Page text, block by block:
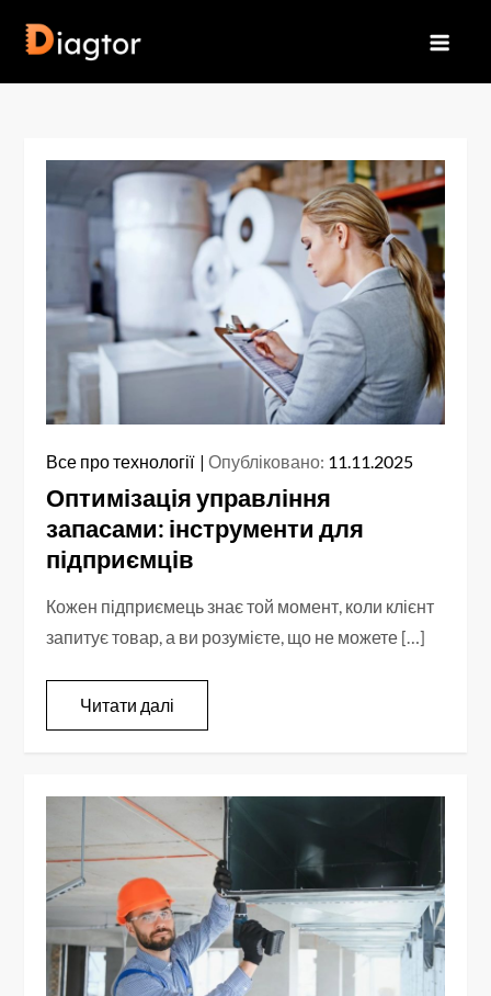
Все про технології Опубліковано: 11.11.2025
Оптимізація управління
запасами: інструменти для
підприємців
Кожен підприємець знає той момент, коли клієнт
запитує товар, а ви розумієте, що не можете […]
Читати далі